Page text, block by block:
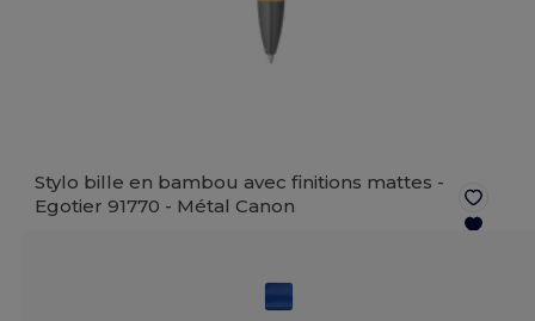
Stylo bille en bambou avec finitions mattes -
Egotier 91770 - Métal Canon